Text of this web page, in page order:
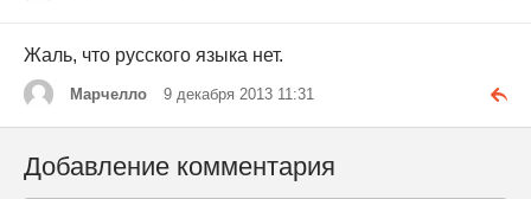
Жаль, что русского языка нет.
Марчелло 9 декабря 2013 11:31
Добавление комментария